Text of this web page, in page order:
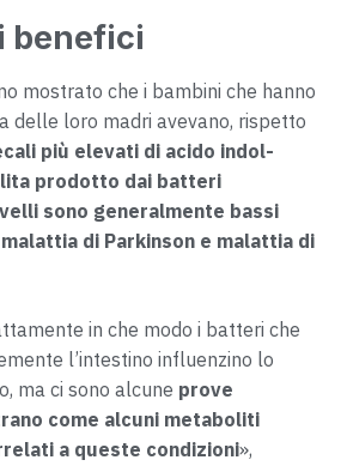
benefici
mostrato che i bambini che hanno
delle loro madri avevano, rispetto
più elevati di acido indol-
prodotto dai batteri
sono generalmente bassi
di Parkinson e malattia di
in che modo i batteri che
l’intestino influenzino lo
ma ci sono alcune prove
come alcuni metaboliti
a queste condizioni»,